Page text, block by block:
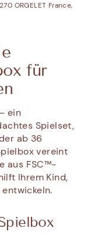
ORGELET France,
für
ein
Spielset,
ab 36
vereint
aus FSC™-
Ihrem Kind,